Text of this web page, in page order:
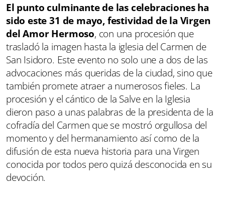
El punto culminante de las celebraciones ha
sido este 31 de mayo, festividad de la Virgen
del Amor Hermoso, con una procesión que
trasladó la imagen hasta la iglesia del Carmen de
San Isidoro. Este evento no solo une a dos de las
advocaciones más queridas de la ciudad, sino que
también promete atraer a numerosos fieles. La
procesión y el cántico de la Salve en la Iglesia
dieron paso a unas palabras de la presidenta de la
cofradía del Carmen que se mostró orgullosa del
momento y del hermanamiento así como de la
difusión de esta nueva historia para una Virgen
conocida por todos pero quizá desconocida en su
devoción.